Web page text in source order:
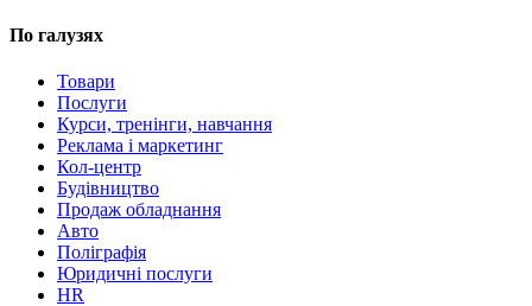
По галузях
Товари
Послуги
Курси, тренінги, навчання
Реклама і маркетинг
Кол-центр
Будівництво
Продаж обладнання
Авто
Поліграфія
Юридичні послуги
HR